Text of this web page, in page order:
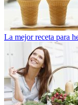
La mejor receta para